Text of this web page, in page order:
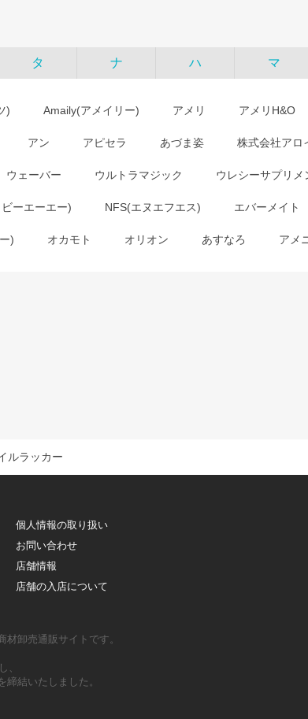
タ ナ ハ マ
) Amaily(アメイリー) アメリ アメリH&O
アン アピセラ あづま姿 株式会社アロ
ウェーバー ウルトラマジック ウレシーサプリメ
ーエーエー) NFS(エヌエフエス) エバーメイト
) オカモト オリオン あすなろ アメ
ルラッカー
個人情報の取り扱い
お問い合わせ
店舗情報
店舗の入店について
卸売通販サイトです。
、
結いたしました。